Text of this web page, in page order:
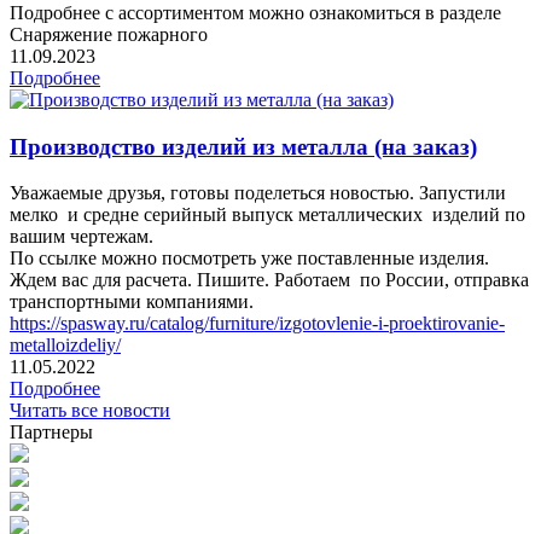
Подробнее с ассортиментом можно ознакомиться в разделе
Снаряжение пожарного
11.09.2023
Подробнее
Производство изделий из металла (на заказ)
Уважаемые друзья, готовы поделеться новостью. Запустили
мелко и средне серийный выпуск металлических изделий по
вашим чертежам.
По ссылке можно посмотреть уже поставленные изделия.
Ждем вас для расчета. Пишите. Работаем по России, отправка
транспортными компаниями.
https://spasway.ru/catalog/furniture/izgotovlenie-i-proektirovanie-
metalloizdeliy/
11.05.2022
Подробнее
Читать все новости
Партнеры